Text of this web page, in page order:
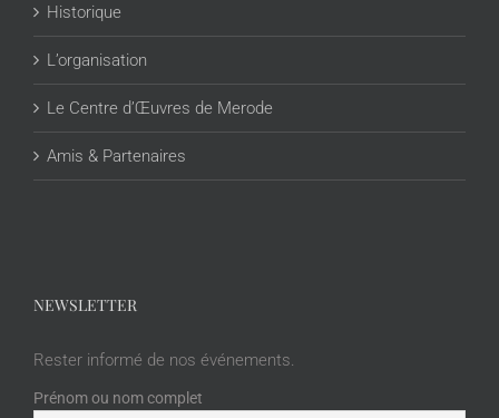
Historique
L’organisation
Le Centre d’Œuvres de Merode
Amis & Partenaires
NEWSLETTER
Rester informé de nos événements.
Prénom ou nom complet